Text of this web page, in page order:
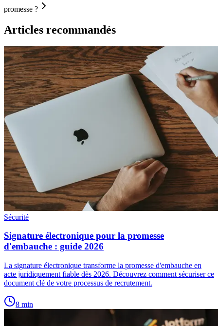
promesse ?
Articles recommandés
Sécurité
Signature électronique pour la promesse
d'embauche : guide 2026
La signature électronique transforme la promesse d'embauche en
acte juridiquement fiable dès 2026. Découvrez comment sécuriser ce
document clé de votre processus de recrutement.
8 min